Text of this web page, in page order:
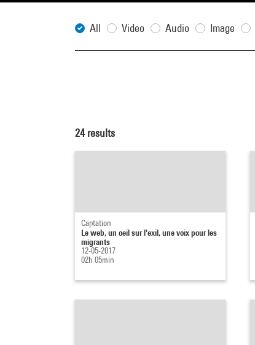
All Video Audio Image
24results
Captation
Le web, un oeil sur l'exil, une voix pour les
migrants
12-05-2017
02h 05min